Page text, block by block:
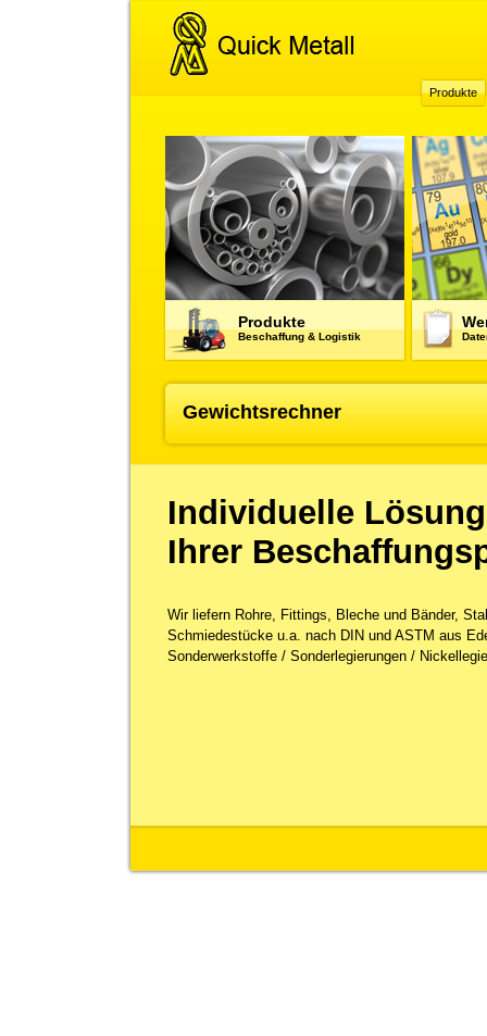
Produkte
Beschaffung & Logistik
Gewichtsrechner
Produkte
Individuelle Lösung
Ihrer
Wir liefern Rohre, Fittings, Bleche und Bänder,
Schmiedestücke u.a. nach DIN und ASTM aus
Sonderwerkstoffe / Sonderlegierungen /